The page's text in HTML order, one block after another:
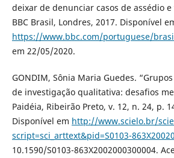
deixar de denunciar casos de assédio e
BBC Brasil, Londres, 2017. Disponível
https://www.bbc.com/portuguese/
em 22/05/2020.
GONDIM, Sônia Maria Guedes.
de investigação qualitativa: desafios
Paidéia, Ribeirão Preto, v. 12, n. 24, p.
Disponível em http://www.scielo.br/
script=sci_arttext&pid=S0103-
10.1590/S0103-863X2002000300004.